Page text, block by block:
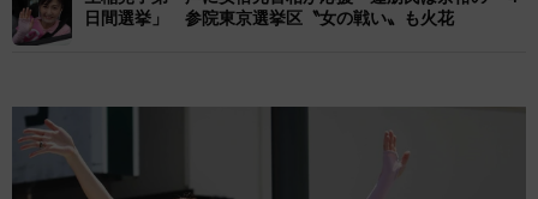
日間選挙」 参院東京選挙区〝女の戦い〟も火花